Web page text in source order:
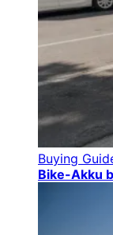
Buying
Bike-Akku